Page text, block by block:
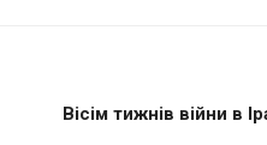
Вісім тижнів війни в